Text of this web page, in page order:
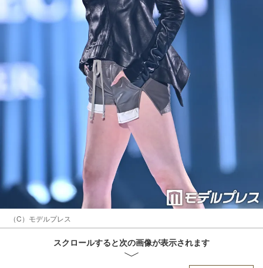
（C）モデルプレス
スクロールすると次の画像が表示されます